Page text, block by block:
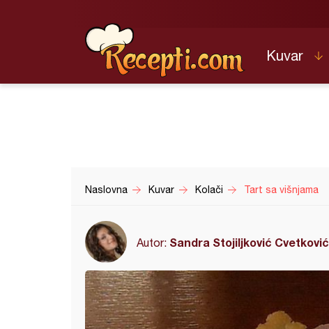
Kuvar
Naslovna Kuvar Kolači Tart sa višnjama
Autor: Sandra Stojiljković Cvetković